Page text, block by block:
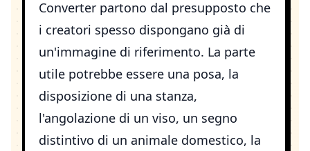
Converter partono dal presupposto che
i creatori spesso dispongano già di
un'immagine di riferimento. La parte
utile potrebbe essere una posa, la
disposizione di una stanza,
l'angolazione di un viso, un segno
distintivo di un animale domestico, la